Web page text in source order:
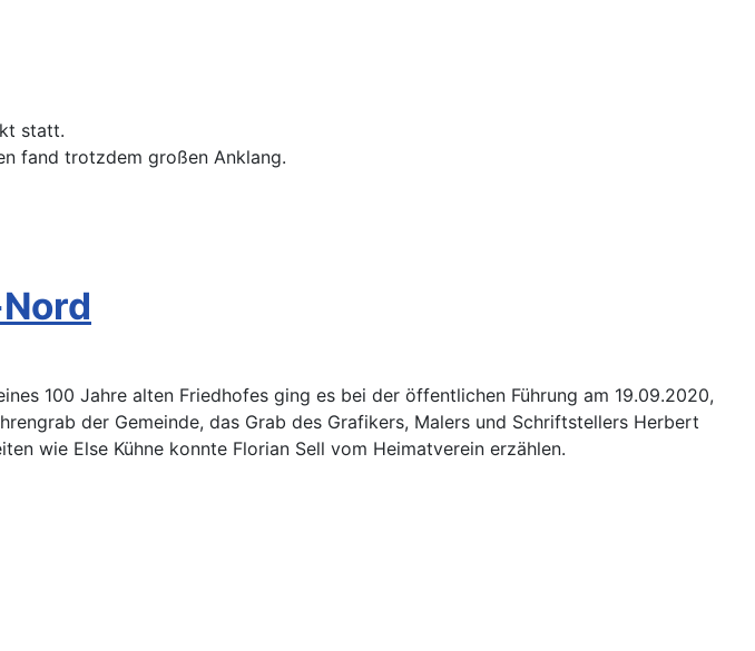
statt.
fand trotzdem großen Anklang.
100 Jahre alten Friedhofes ging es bei der öffentlichen Führung am 19.09.2020,
der Gemeinde, das Grab des Grafikers, Malers und Schriftstellers Herbert
wie Else Kühne konnte Florian Sell vom Heimatverein erzählen.